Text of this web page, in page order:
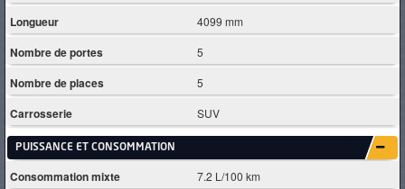
Longueur 4099 mm
Nombre de portes 5
Nombre de places 5
Carrosserie SUV
PUISSANCE ET CONSOMMATION
Consommation mixte 7.2 L/100 km